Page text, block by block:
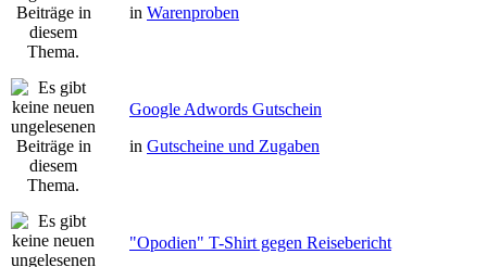
in Warenproben
Google Adwords Gutschein
in Gutscheine und Zugaben
"Opodien" T-Shirt gegen Reisebericht